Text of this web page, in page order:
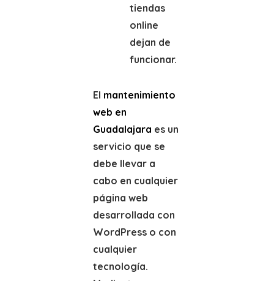
tiendas
online
dejan de
funcionar.
El mantenimiento
web en
Guadalajara es un
servicio que se
debe llevar a
cabo en cualquier
página web
desarrollada con
WordPress o con
cualquier
tecnología.